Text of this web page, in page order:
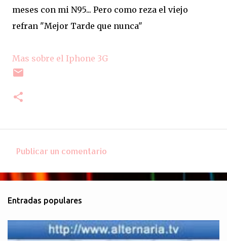
meses con mi N95... Pero como reza el viejo
refran "Mejor Tarde que nunca"
Mas sobre el Iphone 3G
o
e
n
t
Publicar un comentario
Entradas populares